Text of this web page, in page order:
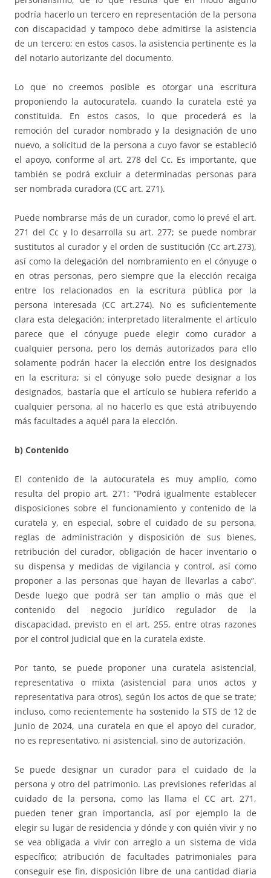
podría hacerlo un tercero en representación de la persona
con discapacidad y tampoco debe admitirse la asistencia
de un tercero; en estos casos, la asistencia pertinente es la
del notario autorizante del documento.
Lo que no creemos posible es otorgar una escritura
proponiendo la autocuratela, cuando la curatela esté ya
constituida. En estos casos, lo que procederá es la
remoción del curador nombrado y la designación de uno
nuevo, a solicitud de la persona a cuyo favor se estableció
el apoyo, conforme al art. 278 del Cc. Es importante, que
también se podrá excluir a determinadas personas para
ser nombrada curadora (CC art. 271).
Puede nombrarse más de un curador, como lo prevé el art.
271 del Cc y lo desarrolla su art. 277; se puede nombrar
sustitutos al curador y el orden de sustitución (Cc art.273),
así como la delegación del nombramiento en el cónyuge o
en otras personas, pero siempre que la elección recaiga
entre los relacionados en la escritura pública por la
persona interesada (CC art.274). No es suficientemente
clara esta delegación; interpretado literalmente el artículo
parece que el cónyuge puede elegir como curador a
cualquier persona, pero los demás autorizados para ello
solamente podrán hacer la elección entre los designados
en la escritura; si el cónyuge solo puede designar a los
designados, bastaría que el artículo se hubiera referido a
cualquier persona, al no hacerlo es que está atribuyendo
más facultades a aquél para la elección.
b) Contenido
El contenido de la autocuratela es muy amplio, como
resulta del propio art. 271: “Podrá igualmente establecer
disposiciones sobre el funcionamiento y contenido de la
curatela y, en especial, sobre el cuidado de su persona,
reglas de administración y disposición de sus bienes,
retribución del curador, obligación de hacer inventario o
su dispensa y medidas de vigilancia y control, así como
proponer a las personas que hayan de llevarlas a cabo”.
Desde luego que podrá ser tan amplio o más que el
contenido del negocio jurídico regulador de la
discapacidad, previsto en el art. 255, entre otras razones
por el control judicial que en la curatela existe.
Por tanto, se puede proponer una curatela asistencial,
representativa o mixta (asistencial para unos actos y
representativa para otros), según los actos de que se trate;
incluso, como recientemente ha sostenido la STS de 12 de
junio de 2024, una curatela en que el apoyo del curador,
no es representativo, ni asistencial, sino de autorización.
Se puede designar un curador para el cuidado de la
persona y otro del patrimonio. Las previsiones referidas al
cuidado de la persona, como las llama el CC art. 271,
pueden tener gran importancia, así por ejemplo la de
elegir su lugar de residencia y dónde y con quién vivir y no
se vea obligada a vivir con arreglo a un sistema de vida
específico; atribución de facultades patrimoniales para
conseguir ese fin, disposición libre de una cantidad diaria